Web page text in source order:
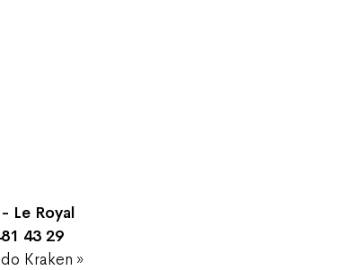
Le Royal
43 29
Kraken »